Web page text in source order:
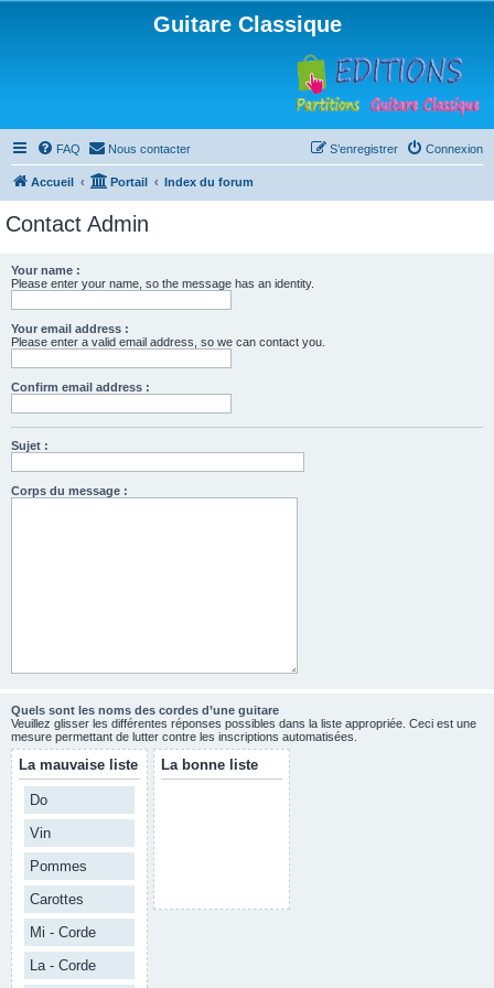
Guitare Classique
FAQ Nous contacter Connexion
S’enregistrer
Accueil Portail Index du forum
Contact Admin
Your name :
Please enter your name, so the message has an identity.
Your email address :
Please enter a valid email address, so we can contact you.
Confirm email address :
Sujet :
Corps du message :
Quels sont les noms des cordes d’une guitare
Veuillez glisser les différentes réponses possibles dans la liste appropriée. Ceci est une
mesure permettant de lutter contre les inscriptions automatisées.
La mauvaise liste
Do
Vin
Pommes
Carottes
Mi - Corde
La - Corde
La bonne liste